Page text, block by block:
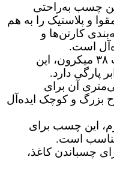
چسب به‌راحتی
و پلاستیک را به هم
کارتن‌ها و
است.
با ضخامت ۳۸ میکرون، این
پارگی دارد.
آن برای
بزرگ و کوچک ایده‌آل
۳۰۰ گرم، این چسب برای
است.
چسباندن کاغذ،